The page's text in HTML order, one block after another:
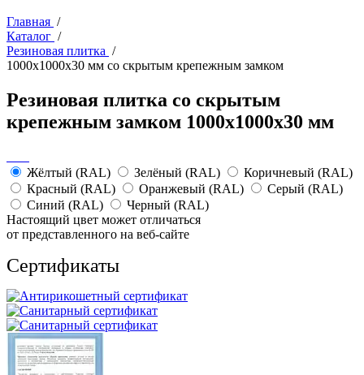
Главная /
Каталог /
Резиновая плитка /
1000x1000x30 мм со скрытым крепежным замком
Резиновая плитка со скрытым
крепежным замком 1000x1000x30 мм
Жёлтый (RAL) Зелёный (RAL)
Коричневый (RAL)
Красный (RAL)
Оранжевый (RAL)
Серый (RAL)
Синий (RAL)
Черный (RAL)
Настоящий цвет может отличаться
от представленного на веб-сайте
Сертификаты